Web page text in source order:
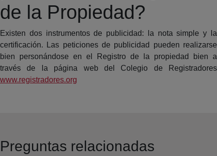
de la Propiedad?
Existen dos instrumentos de publicidad: la nota simple y la
certificación. Las peticiones de publicidad pueden realizarse
bien personándose en el Registro de la propiedad bien a
través de la página web del Colegio de Registradores
www.registradores.org
Preguntas relacionadas